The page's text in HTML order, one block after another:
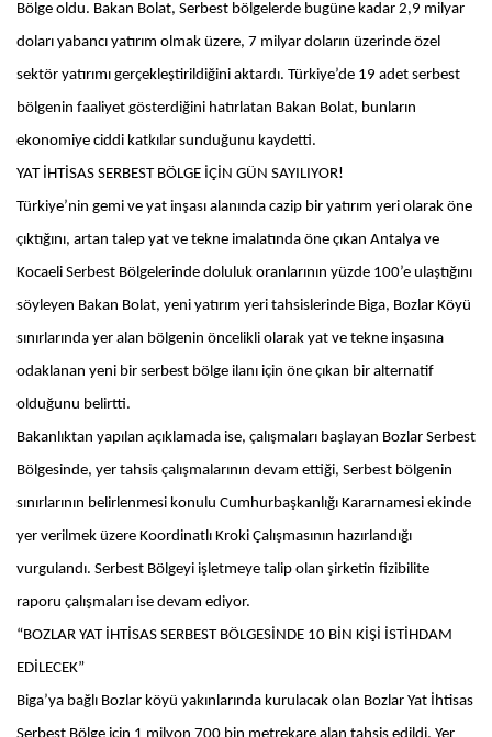
Bölge oldu. Bakan Bolat, Serbest bölgelerde bugüne kadar 2,9 milyar
doları yabancı yatırım olmak üzere, 7 milyar doların üzerinde özel
sektör yatırımı gerçekleştirildiğini aktardı. Türkiye’de 19 adet serbest
bölgenin faaliyet gösterdiğini hatırlatan Bakan Bolat, bunların
ekonomiye ciddi katkılar sunduğunu kaydetti.
YAT İHTİSAS SERBEST BÖLGE İÇİN GÜN SAYILIYOR!
Türkiye’nin gemi ve yat inşası alanında cazip bir yatırım yeri olarak öne
çıktığını, artan talep yat ve tekne imalatında öne çıkan Antalya ve
Kocaeli Serbest Bölgelerinde doluluk oranlarının yüzde 100’e ulaştığını
söyleyen Bakan Bolat, yeni yatırım yeri tahsislerinde Biga, Bozlar Köyü
sınırlarında yer alan bölgenin öncelikli olarak yat ve tekne inşasına
odaklanan yeni bir serbest bölge ilanı için öne çıkan bir alternatif
olduğunu belirtti.
Bakanlıktan yapılan açıklamada ise, çalışmaları başlayan Bozlar Serbest
Bölgesinde, yer tahsis çalışmalarının devam ettiği, Serbest bölgenin
sınırlarının belirlenmesi konulu Cumhurbaşkanlığı Kararnamesi ekinde
yer verilmek üzere Koordinatlı Kroki Çalışmasının hazırlandığı
vurgulandı. Serbest Bölgeyi işletmeye talip olan şirketin fizibilite
raporu çalışmaları ise devam ediyor.
“BOZLAR YAT İHTİSAS SERBEST BÖLGESİNDE 10 BİN KİŞİ İSTİHDAM
EDİLECEK”
Biga’ya bağlı Bozlar köyü yakınlarında kurulacak olan Bozlar Yat İhtisas